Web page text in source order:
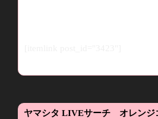
ヤマシタ LIVEサーチ オレンジ